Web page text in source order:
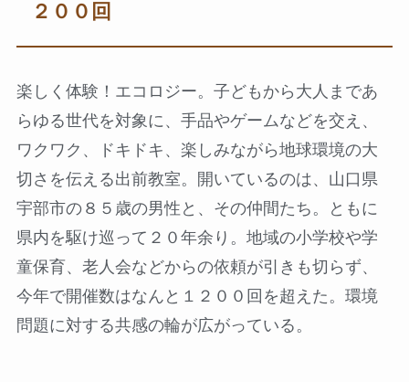
２００回
楽しく体験！エコロジー。子どもから大人まであ
らゆる世代を対象に、手品やゲームなどを交え、
ワクワク、ドキドキ、楽しみながら地球環境の大
切さを伝える出前教室。開いているのは、山口県
宇部市の８５歳の男性と、その仲間たち。ともに
県内を駆け巡って２０年余り。地域の小学校や学
童保育、老人会などからの依頼が引きも切らず、
今年で開催数はなんと１２００回を超えた。環境
問題に対する共感の輪が広がっている。